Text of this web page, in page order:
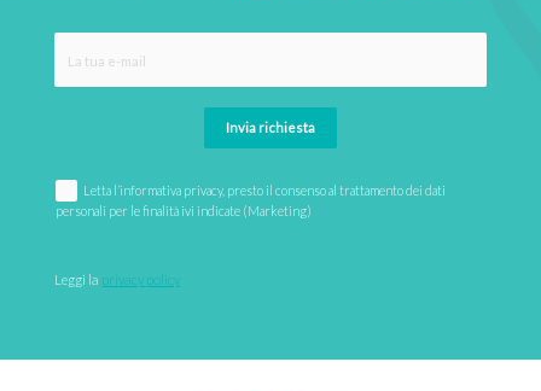
Invia richiesta
Letta l’informativa privacy, presto il consenso al trattamento dei dati
personali per le finalità ivi indicate (Marketing)
Leggi la privacy policy